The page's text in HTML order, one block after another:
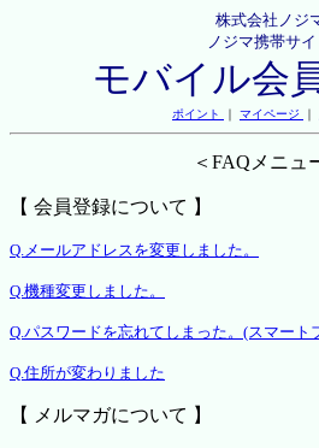
株式会社ノジ
ノジマ携帯サイ
モバイル会
ポイント ｜ マイページ ｜
＜FAQメニュ
【 会員登録について 】
Q.メールアドレスを変更しました。
Q.機種変更しました。
Q.パスワードを忘れてしまった。(スマート
Q.住所が変わりました
【 メルマガについて 】